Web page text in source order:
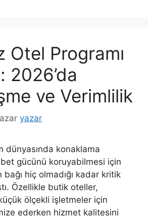
Otel Programı
2026’da
ve Verimlilik
yazar
dünyasında konaklama
gücünü koruyabilmesi için
hiç olmadığı kadar kritik
Özellikle butik oteller,
ölçekli işletmeler için
ederken hizmet kalitesini